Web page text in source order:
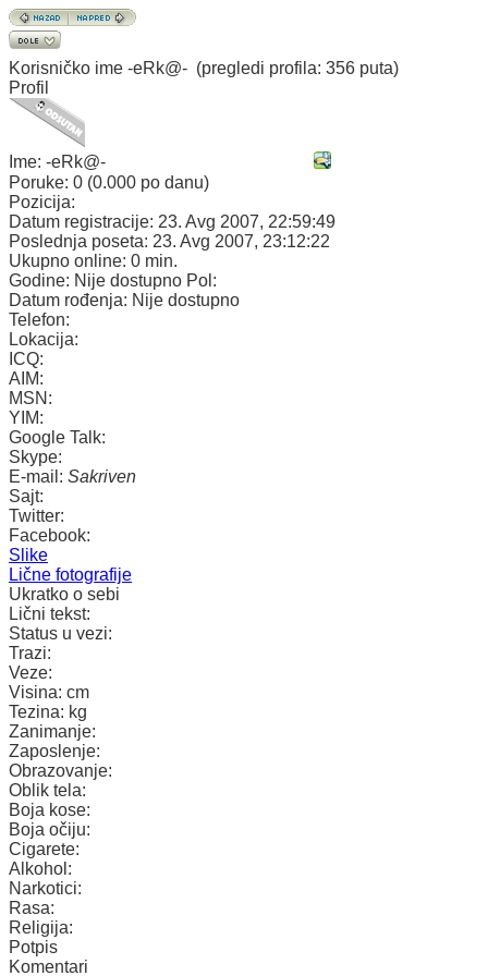
Korisničko ime -eRk@- (pregledi profila: 356 puta)
Profil
Ime: -eRk@-
Poruke: 0 (0.000 po danu)
Pozicija:
Datum registracije: 23. Avg 2007, 22:59:49
Poslednja poseta: 23. Avg 2007, 23:12:22
Ukupno online: 0 min.
Godine: Nije dostupno Pol:
Datum rođenja: Nije dostupno
Telefon:
Lokacija:
ICQ:
AIM:
MSN:
YIM:
Google Talk:
Skype:
E-mail: Sakriven
Sajt:
Twitter:
Facebook:
Slike
Lične fotografije
Ukratko o sebi
Lični tekst:
Status u vezi:
Trazi:
Veze:
Visina: cm
Tezina: kg
Zanimanje:
Zaposlenje:
Obrazovanje:
Oblik tela:
Boja kose:
Boja očiju:
Cigarete:
Alkohol:
Narkotici:
Rasa:
Religija:
Potpis
Komentari